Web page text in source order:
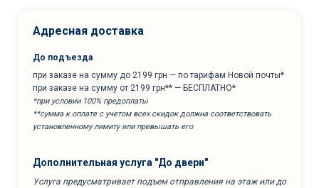
Адресная доставка
До подъезда
при заказе на сумму до 2199 грн — по тарифам Новой почты*
при заказе на сумму от 2199 грн** — БЕСПЛАТНО*
*при условии 100% предоплаты
**сумма к оплате с учетом всех скидок должна соответствовать
установленному лимиту или превышать его
Дополнительная услуга "До двери"
Услуга предусматривает подъем отправления на этаж или до